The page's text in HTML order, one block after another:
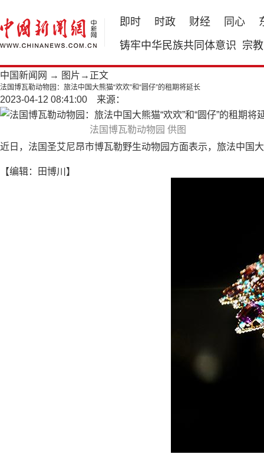
即时 时政 财经 同心
铸牢中华民族共同体意识 宗教
中国新闻网 → 图片 →正文
法国博瓦勒动物园：旅法中国大熊猫“欢欢”和“圆仔”的租期将延长
2023-04-12 08:41:00 来源：
法国博瓦勒动物园 供图
近日，法国圣艾尼昂市博瓦勒野生动物园方面表示，旅法中国
【编辑：田博川】